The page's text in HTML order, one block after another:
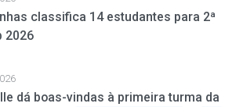
classifica 14 estudantes para 2ª
2026
dá boas-vindas à primeira turma da